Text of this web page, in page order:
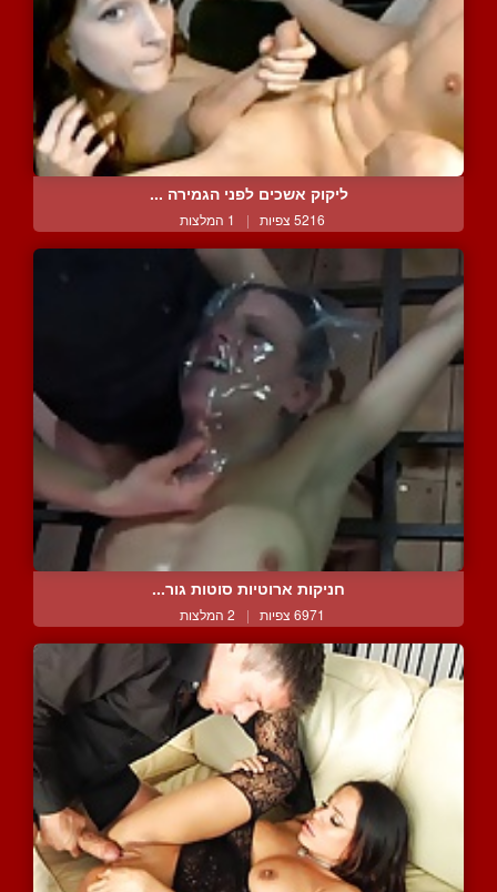
ליקוק אשכים לפני הגמירה ...
5216 צפיות | 1 המלצות
חניקות ארוטיות סוטות גור...
6971 צפיות | 2 המלצות